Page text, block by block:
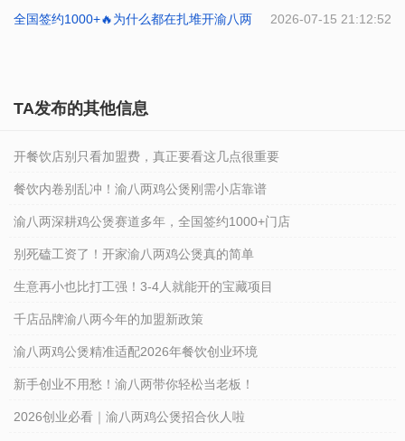
全国签约1000+🔥为什么都在扎堆开渝八两
2026-07-15 21:12:52
TA发布的其他信息
开餐饮店别只看加盟费，真正要看这几点很重要
餐饮内卷别乱冲！渝八两鸡公煲刚需小店靠谱
渝八两深耕鸡公煲赛道多年，全国签约1000+门店
别死磕工资了！开家渝八两鸡公煲真的简单
生意再小也比打工强！3-4人就能开的宝藏项目
千店品牌渝八两今年的加盟新政策
渝八两鸡公煲精准适配2026年餐饮创业环境
新手创业不用愁！渝八两带你轻松当老板！
2026创业必看｜渝八两鸡公煲招合伙人啦